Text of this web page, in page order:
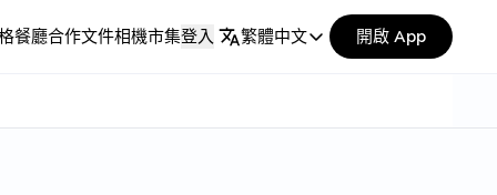
餐廳合作文件相機市集登入 繁體中文 開啟 App